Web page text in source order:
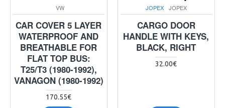
VW
CAR COVER 5 LAYER
WATERPROOF AND
BREATHABLE FOR
FLAT TOP BUS:
T25/T3 (1980-1992),
VANAGON (1980-1992)
170.55€
JOPEX JOPEX
CARGO DOOR
HANDLE WITH KEYS,
BLACK, RIGHT
32.00€